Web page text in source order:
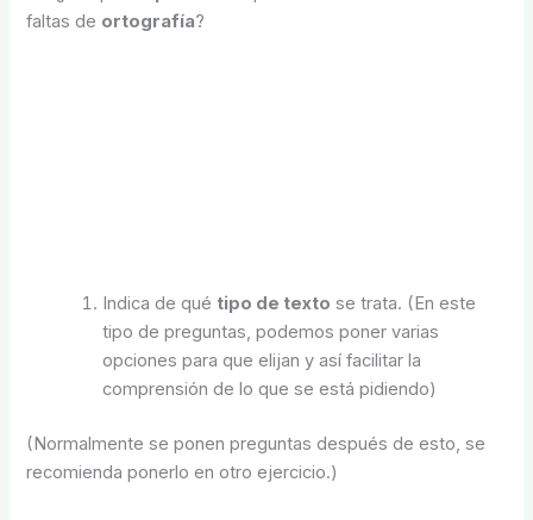
faltas de ortografía?
Indica de qué tipo de texto se trata. (En este
tipo de preguntas, podemos poner varias
opciones para que elijan y así facilitar la
comprensión de lo que se está pidiendo)
(Normalmente se ponen preguntas después de esto, se
recomienda ponerlo en otro ejercicio.)